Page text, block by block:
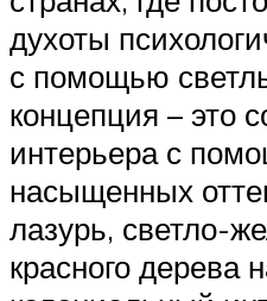
духоты
с помощью
концепция – это
интерьера с
насыщенных
лазурь, светло-
красного дерева